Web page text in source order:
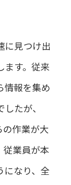
に見つけ出
ます。従来
情報を集め
たが、
の作業が大
従業員が本
になり、全